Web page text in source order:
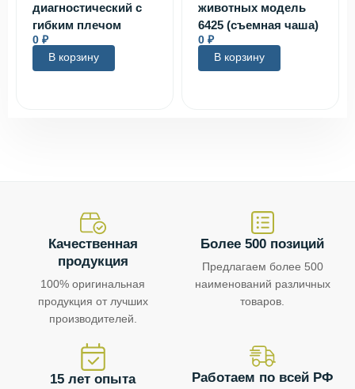
диагностический с
гибким плечом
0 ₽
В корзину
животных модель
6425 (съемная чаша)
0 ₽
В корзину
Качественная
продукция
100% оригинальная
продукция от лучших
производителей.
Более 500 позиций
Предлагаем более 500
наименований различных
товаров.
15 лет опыта Работаем по всей РФ